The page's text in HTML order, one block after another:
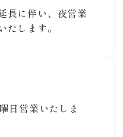
長に伴い、夜営業
します。
日営業いたしま